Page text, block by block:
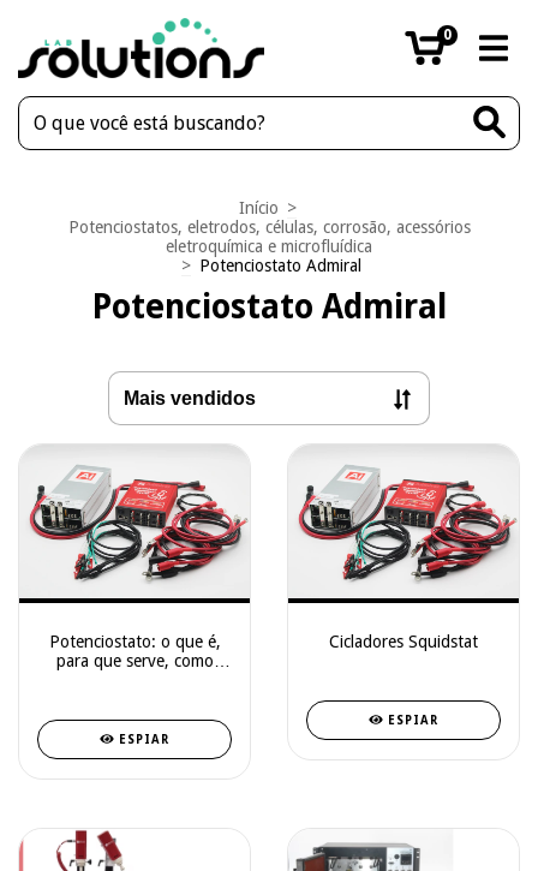
0
Início >
Potenciostatos, eletrodos, células, corrosão, acessórios
eletroquímica e microfluídica
> Potenciostato Admiral
Potenciostato Admiral
Potenciostato: o que é,
para que serve, como
ESPIAR
Cicladores Squidstat
ESPIAR